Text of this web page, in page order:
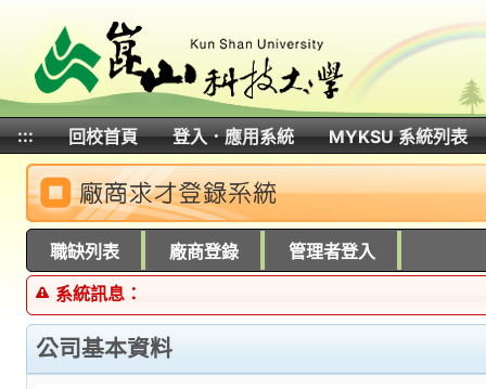
::: 回校首頁 登入．應用系統
MYKSU 系統列表
職缺列表 廠商登錄 管理者登入
系統訊息：
公司基本資料